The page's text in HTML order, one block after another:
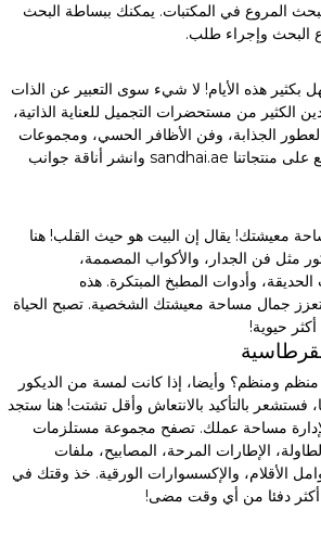
المروع في المكتبات. يمكنك ببساطة البحث
وإجراء طلب.
بكثير هذه الأيام! لا شيء سوى التعبير عن الذات
الكثير من مستحضرات التجميل للعناية الذاتية،
الجذابة، وفن الأظافر الحسي، ومجموعات
المكياج من كل الأنواع. اطلع على منتجاتنا sandhai.ae وانشر أناقة جوانب
معيشتك! يقال إن البيت هو حيث القلب! هنا
مثل فن الجدار، والأكواب المصممة،
وأدوات المطبخ المبتكرة. هذه
جمال مساحة معيشتك الشخصية. تصبح الحياة
حيوية!
ومنظم؟ وأيضا، إذا كانت لمسة من الديكور
فستشعر بالتأكيد بالانتعاش وأقل تشتت! هنا ستجد
لإدارة مساحة عملك. تصفح مجموعة مستلزمات
الإطارات المرحة، المصابيح، ملفات
الأقلام، والإكسسوارات الورقية. خذ وقتك في
دفئا من أي وقت مضى!